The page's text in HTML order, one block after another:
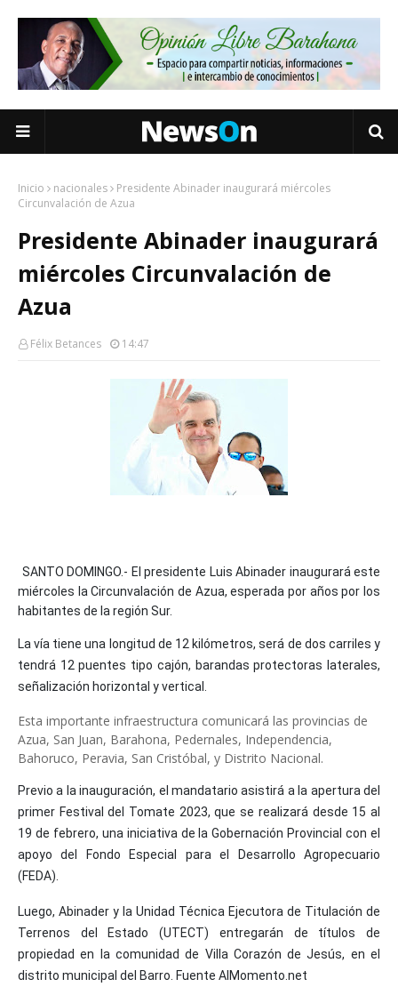
Inicio nacionales
Presidente Abinader inaugurará miércoles
Circunvalación de Azua
Presidente Abinader inaugurará
miércoles Circunvalación de
Azua
Félix Betances 14:47
SANTO DOMINGO.- El presidente Luis Abinader inaugurará este
miércoles la Circunvalación de Azua, esperada por años por los
habitantes de la región Sur.
La vía tiene una longitud de 12 kilómetros, será de dos carriles y
tendrá 12 puentes tipo cajón, barandas protectoras laterales,
señalización horizontal y vertical.
Esta importante infraestructura comunicará las provincias de
Azua, San Juan, Barahona, Pedernales, Independencia,
Bahoruco, Peravia, San Cristóbal, y Distrito Nacional.
Previo a la inauguración, el mandatario asistirá a la apertura del
primer Festival del Tomate 2023, que se realizará desde 15 al
19 de febrero, una iniciativa de la Gobernación Provincial con el
apoyo del Fondo Especial para el Desarrollo Agropecuario
(FEDA).
Luego, Abinader y la Unidad Técnica Ejecutora de Titulación de
Terrenos del Estado (UTECT) entregarán de títulos de
propiedad en la comunidad de Villa Corazón de Jesús, en el
distrito municipal del Barro. Fuente AlMomento.net